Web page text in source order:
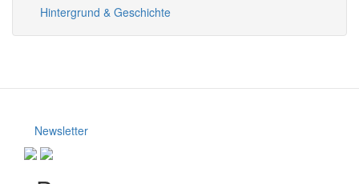
Hintergrund & Geschichte
Newsletter